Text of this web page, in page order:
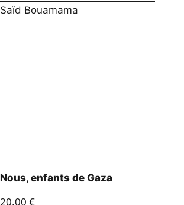
Saïd Bouamama
Nous, enfants de Gaza
20,00 €